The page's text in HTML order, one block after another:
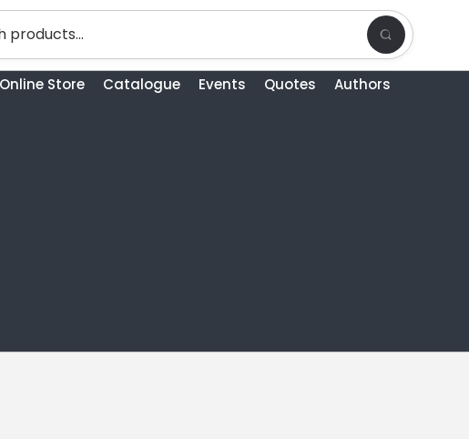
Online Store Catalogue Events Quotes
Authors